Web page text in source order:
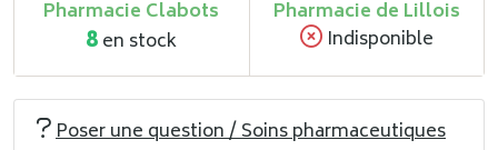
Pharmacie Clabots
8en stock
Pharmacie de Lillois
Indisponible
Poser une question / Soins pharmaceutiques